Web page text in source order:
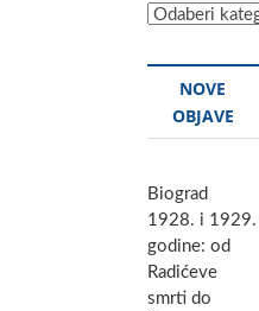
Kategorije
NOVE
OBJAVE
Biograd
1928. i 1929.
godine: od
Radićeve
smrti do